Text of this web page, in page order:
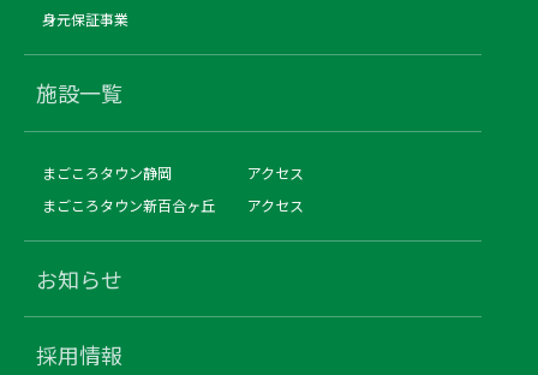
身元保証事業
施設一覧
まごころタウン静岡
アクセス
まごころタウン新百合ヶ丘
アクセス
お知らせ
採用情報